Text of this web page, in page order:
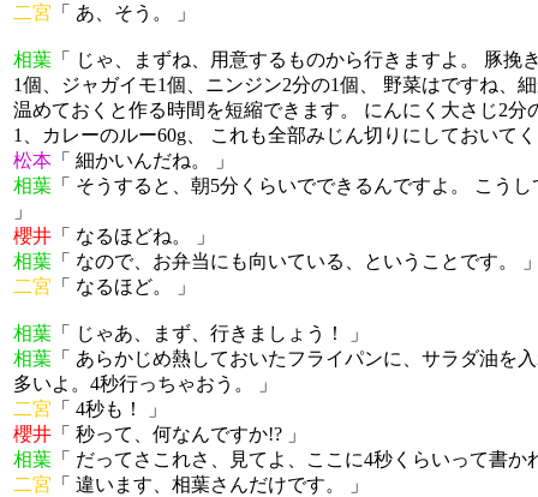
二宮 「 あ、そう。 」
相葉 「 じゃ、まずね、用意するものから行きますよ。 豚挽
1個、ジャガイモ1個、ニンジン2分の1個、 野菜はですね、
温めておくと作る時間を短縮できます。 にんにく大さじ2分
1、カレーのルー60g、 これも全部みじん切りにしておいて
松本 「 細かいんだね。 」
相葉 「 そうすると、朝5分くらいでできるんですよ。 こう
」
櫻井 「 なるほどね。 」
相葉 「 なので、お弁当にも向いている、ということです。
二宮 「 なるほど。 」
相葉 「 じゃあ、まず、行きましょう！ 」
相葉 「 あらかじめ熱しておいたフライパンに、サラダ油を
多いよ。4秒行っちゃおう。 」
二宮 「 4秒も！ 」
櫻井 「 秒って、何なんですか!? 」
相葉 「 だってさこれさ、見てよ、ここに4秒くらいって書
二宮 「 違います、相葉さんだけです。 」